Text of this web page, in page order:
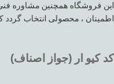
این فروشگاه همچنین مشاوره
اطمینان ، محصولی انتخاب گردد
کد کیو ار (جواز اصناف)